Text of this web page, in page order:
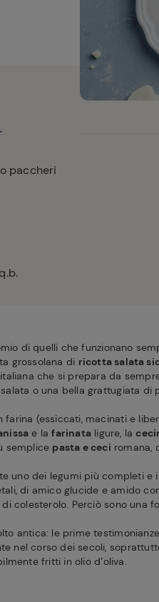
paccheri
di quelli che funzionano
grossolana di ricotta salata
che si prepara da
o una bella grattugiata di
farina (essiccati, macinati e
e lafarinataligure, la
semplice pasta e ceci romana,
uno dei legumi più completi
di amico glucide e amido
colesterolo. Perciò sono una
antica: le prime
nel corso dei secoli,
fritti in olio d’oliva.